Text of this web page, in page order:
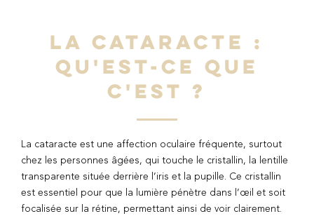
LA CATARACTE :
QU'EST-CE QUE
C'EST ?
La cataracte est une affection oculaire fréquente, surtout
chez les personnes âgées, qui touche le cristallin, la lentille
transparente située derrière l’iris et la pupille. Ce cristallin
est essentiel pour que la lumière pénètre dans l’œil et soit
focalisée sur la rétine, permettant ainsi de voir clairement.